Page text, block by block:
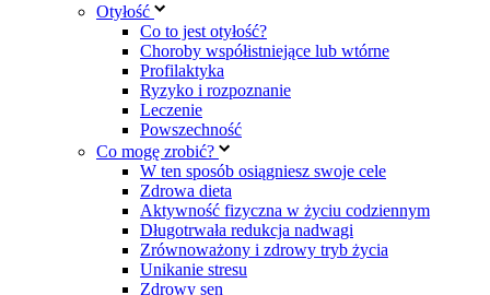
Otyłość
Co to jest otyłość?
Choroby współistniejące lub wtórne
Profilaktyka
Ryzyko i rozpoznanie
Leczenie
Powszechność
Co mogę zrobić?
W ten sposób osiągniesz swoje cele
Zdrowa dieta
Aktywność fizyczna w życiu codziennym
Długotrwała redukcja nadwagi
Zrównoważony i zdrowy tryb życia
Unikanie stresu
Zdrowy sen